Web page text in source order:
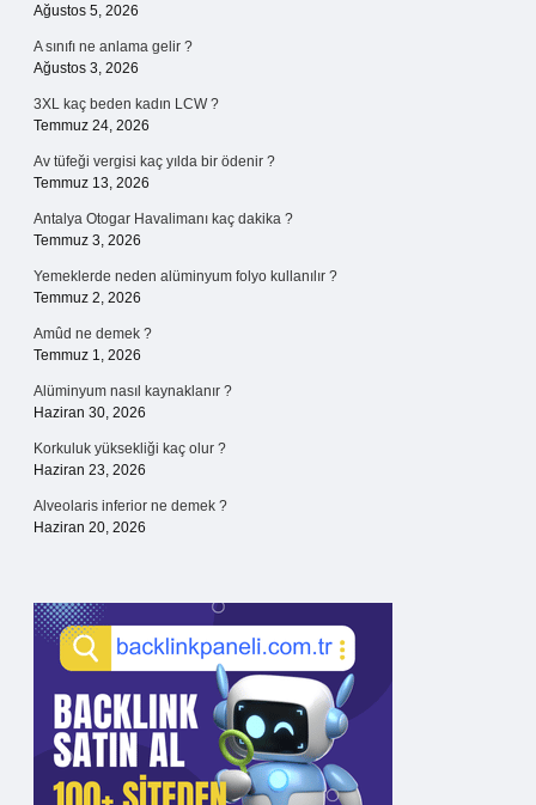
Ağustos 5, 2026
A sınıfı ne anlama gelir ?
Ağustos 3, 2026
3XL kaç beden kadın LCW ?
Temmuz 24, 2026
Av tüfeği vergisi kaç yılda bir ödenir ?
Temmuz 13, 2026
Antalya Otogar Havalimanı kaç dakika ?
Temmuz 3, 2026
Yemeklerde neden alüminyum folyo kullanılır ?
Temmuz 2, 2026
Amûd ne demek ?
Temmuz 1, 2026
Alüminyum nasıl kaynaklanır ?
Haziran 30, 2026
Korkuluk yüksekliği kaç olur ?
Haziran 23, 2026
Alveolaris inferior ne demek ?
Haziran 20, 2026